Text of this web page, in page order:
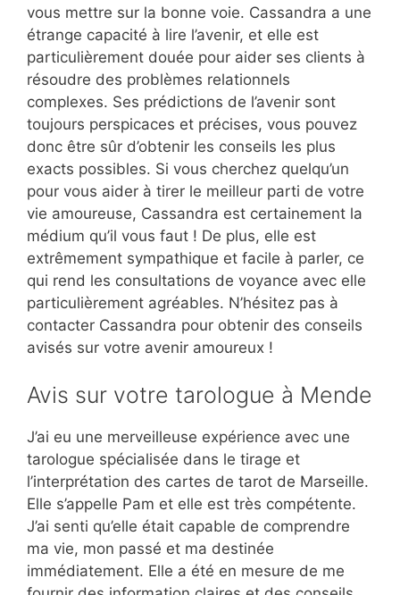
vous mettre sur la bonne voie. Cassandra a une
étrange capacité à lire l’avenir, et elle est
particulièrement douée pour aider ses clients à
résoudre des problèmes relationnels
complexes. Ses prédictions de l’avenir sont
toujours perspicaces et précises, vous pouvez
donc être sûr d’obtenir les conseils les plus
exacts possibles. Si vous cherchez quelqu’un
pour vous aider à tirer le meilleur parti de votre
vie amoureuse, Cassandra est certainement la
médium qu’il vous faut ! De plus, elle est
extrêmement sympathique et facile à parler, ce
qui rend les consultations de voyance avec elle
particulièrement agréables. N’hésitez pas à
contacter Cassandra pour obtenir des conseils
avisés sur votre avenir amoureux !
Avis sur votre tarologue à Mende
J’ai eu une merveilleuse expérience avec une
tarologue spécialisée dans le tirage et
l’interprétation des cartes de tarot de Marseille.
Elle s’appelle Pam et elle est très compétente.
J’ai senti qu’elle était capable de comprendre
ma vie, mon passé et ma destinée
immédiatement. Elle a été en mesure de me